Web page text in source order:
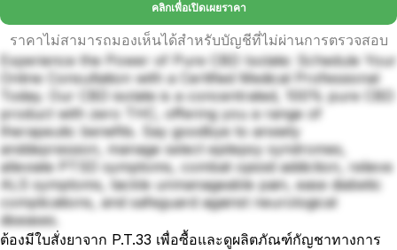
คลิกเพื่อเปิดเผยราคา
ราคาไม่สามารถมองเห็นได้สำหรับบัญชีที่ไม่ผ่านการตรวจสอบ
Experience the Power of Pure CBD Isolate: Schedule Your
Online Consultation with a Certified Medical Professional
Today. Our CBD isolate is a concentrated, 100% pure CBD
product with zero THC, offering you a range of
therapeutic benefits. Say goodbye to anxiety
anddepression, manage select epilepsy syndromes,
alleviate PTSD symptoms, combat opioid addiction, relieve
ALS symptoms, tackle unmanageable pain, ease diabetic
complications, and safeguard against neurological
diseases.
ต้องมีใบสั่งยาจาก P.T.33 เพื่อซื้อและดูผลิตภัณฑ์กัญชาทางการ